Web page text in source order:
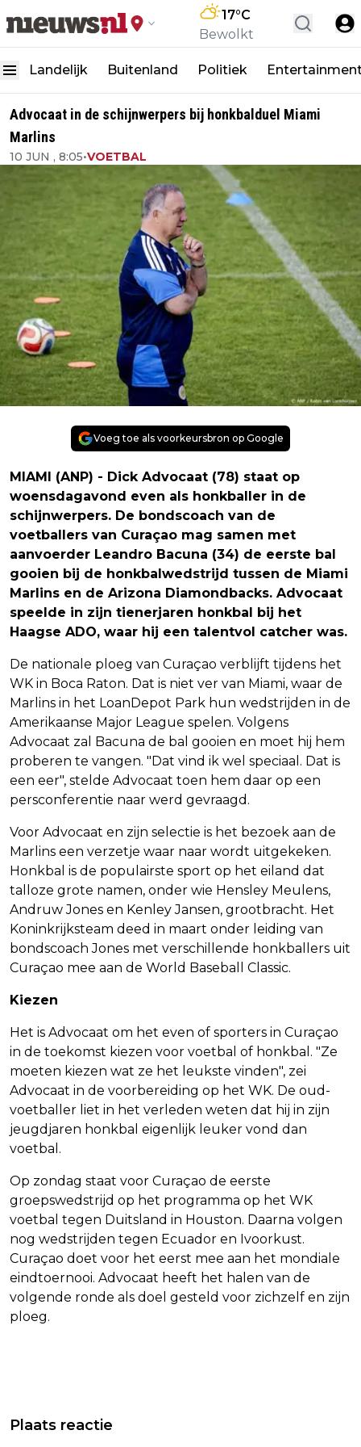
17°C
Bewolkt
Landelijk Buitenland Politiek
Advocaat in de schijnwerpers bij honkbalduel Miami
Marlins
10 JUN , 8:05•VOETBAL
Voeg toe als voorkeursbron op Google
MIAMI (ANP) - Dick Advocaat (78) staat op
woensdagavond even als honkballer in de
schijnwerpers. De bondscoach van de
voetballers van Curaçao mag samen met
aanvoerder Leandro Bacuna (34) de eerste bal
gooien bij de honkbalwedstrijd tussen de Miami
Marlins en de Arizona Diamondbacks. Advocaat
speelde in zijn tienerjaren honkbal bij het
Haagse ADO, waar hij een talentvol catcher was.
De nationale ploeg van Curaçao verblijft tijdens het
WK in Boca Raton. Dat is niet ver van Miami, waar de
Marlins in het LoanDepot Park hun wedstrijden in de
Amerikaanse Major League spelen. Volgens
Advocaat zal Bacuna de bal gooien en moet hij hem
proberen te vangen. "Dat vind ik wel speciaal. Dat is
een eer", stelde Advocaat toen hem daar op een
persconferentie naar werd gevraagd.
Voor Advocaat en zijn selectie is het bezoek aan de
Marlins een verzetje waar naar wordt uitgekeken.
Honkbal is de populairste sport op het eiland dat
talloze grote namen, onder wie Hensley Meulens,
Andruw Jones en Kenley Jansen, grootbracht. Het
Koninkrijksteam deed in maart onder leiding van
bondscoach Jones met verschillende honkballers uit
Curaçao mee aan de World Baseball Classic.
Kiezen
Het is Advocaat om het even of sporters in Curaçao
in de toekomst kiezen voor voetbal of honkbal. "Ze
moeten kiezen wat ze het leukste vinden", zei
Advocaat in de voorbereiding op het WK. De oud-
voetballer liet in het verleden weten dat hij in zijn
jeugdjaren honkbal eigenlijk leuker vond dan
voetbal.
Op zondag staat voor Curaçao de eerste
groepswedstrijd op het programma op het WK
voetbal tegen Duitsland in Houston. Daarna volgen
nog wedstrijden tegen Ecuador en Ivoorkust.
Curaçao doet voor het eerst mee aan het mondiale
eindtoernooi. Advocaat heeft het halen van de
volgende ronde als doel gesteld voor zichzelf en zijn
ploeg.
TE LAAT WORDT GEVULD VOOR
ADVOCAAT IN DE SCHIJNWERPERS
Plaats reactie